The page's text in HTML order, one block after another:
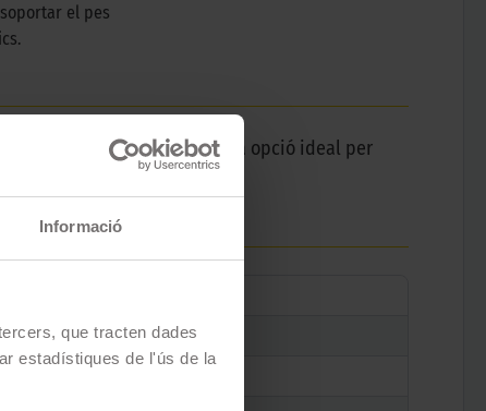
Informació
que tracten dades
estadístiques de l'ús de la
el pes
vehicles elèctrics. Es una opció ideal per